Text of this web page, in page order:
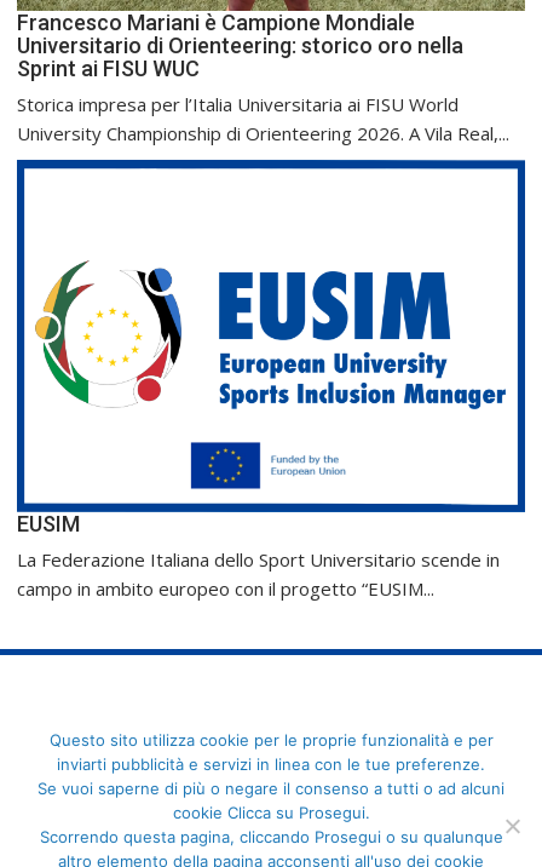
Francesco Mariani è Campione Mondiale
Universitario di Orienteering: storico oro nella
Sprint ai FISU WUC
Storica impresa per l’Italia Universitaria ai FISU World
University Championship di Orienteering 2026. A Vila Real,...
EUSIM
La Federazione Italiana dello Sport Universitario scende in
campo in ambito europeo con il progetto “EUSIM...
FederCUSI: Federazione Italiana dello Sport Universitario - Via
Angelo Brofferio, 7 - 00195 Roma - C.F. 80109270589
Questo sito utilizza cookie per le proprie funzionalità e per
inviarti pubblicità e servizi in linea con le tue preferenze.
Se vuoi saperne di più o negare il consenso a tutti o ad alcuni
cookie Clicca su Prosegui.
Scorrendo questa pagina, cliccando Prosegui o su qualunque
altro elemento della pagina acconsenti all'uso dei cookie